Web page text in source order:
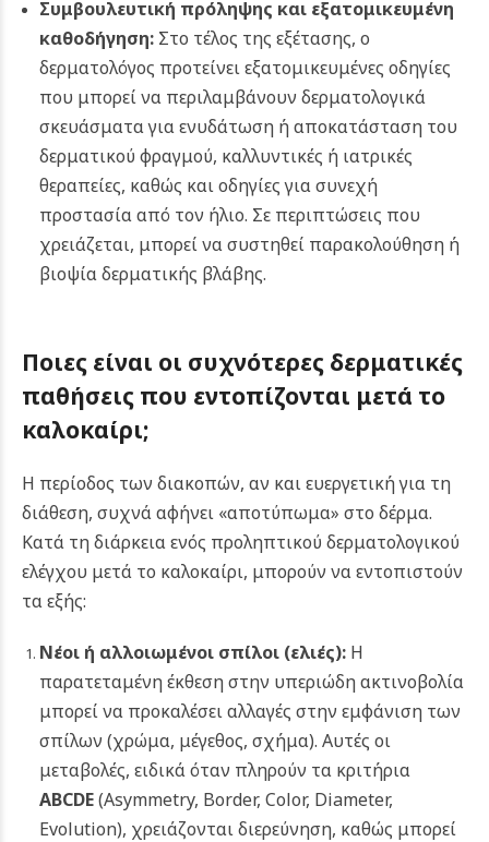
Συμβουλευτική πρόληψης και εξατομικευμένη
καθοδήγηση:Στο τέλος της εξέτασης, ο
δερματολόγος προτείνει εξατομικευμένες οδηγίες
που μπορεί να περιλαμβάνουν δερματολογικά
σκευάσματα για ενυδάτωση ή αποκατάσταση του
δερματικού φραγμού, καλλυντικές ή ιατρικές
θεραπείες, καθώς και οδηγίες για συνεχή
προστασία από τον ήλιο. Σε περιπτώσεις που
χρειάζεται, μπορεί να συστηθεί παρακολούθηση ή
βιοψία δερματικής βλάβης.
Ποιες είναι οι συχνότερες δερματικές
παθήσεις που εντοπίζονται μετά το
καλοκαίρι;
Η περίοδος των διακοπών, αν και ευεργετική για τη
διάθεση, συχνά αφήνει «αποτύπωμα» στο δέρμα.
Κατά τη διάρκεια ενός προληπτικού δερματολογικού
ελέγχου μετά το καλοκαίρι, μπορούν να εντοπιστούν
τα εξής:
Νέοι ή αλλοιωμένοι σπίλοι (ελιές): Η
παρατεταμένη έκθεση στην υπεριώδη ακτινοβολία
μπορεί να προκαλέσει αλλαγές στην εμφάνιση των
σπίλων (χρώμα, μέγεθος, σχήμα). Αυτές οι
μεταβολές, ειδικά όταν πληρούν τα κριτήρια
ABCDE(Asymmetry, Border, Color, Diameter,
Evolution), χρειάζονται διερεύνηση, καθώς μπορεί